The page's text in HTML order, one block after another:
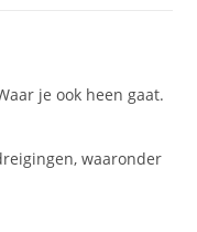
je ook heen gaat.
waaronder